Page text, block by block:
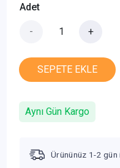
Adet
- +
SEPETE EKLE
Aynı Gün Kargo
Ürününüz 1-2